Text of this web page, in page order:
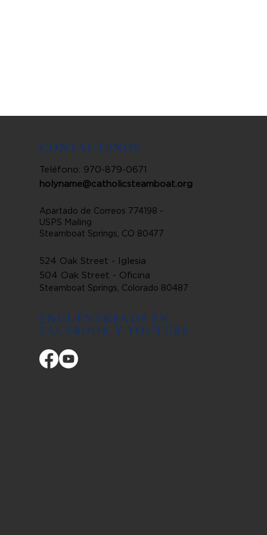
CONTÁCTENOS
Teléfono: 970-879-0671
holyname@catholicsteamboat.org
Apartado de Correos 774198 -
USPS Mailing
Steamboat Springs, CO 80477
524 Oak Street - Iglesia
504 Oak Street - Oficina
Steamboat Springs, Colorado 80487
ENCUÉNTRENOS EN
FACEBOOK Y YOUTUBE